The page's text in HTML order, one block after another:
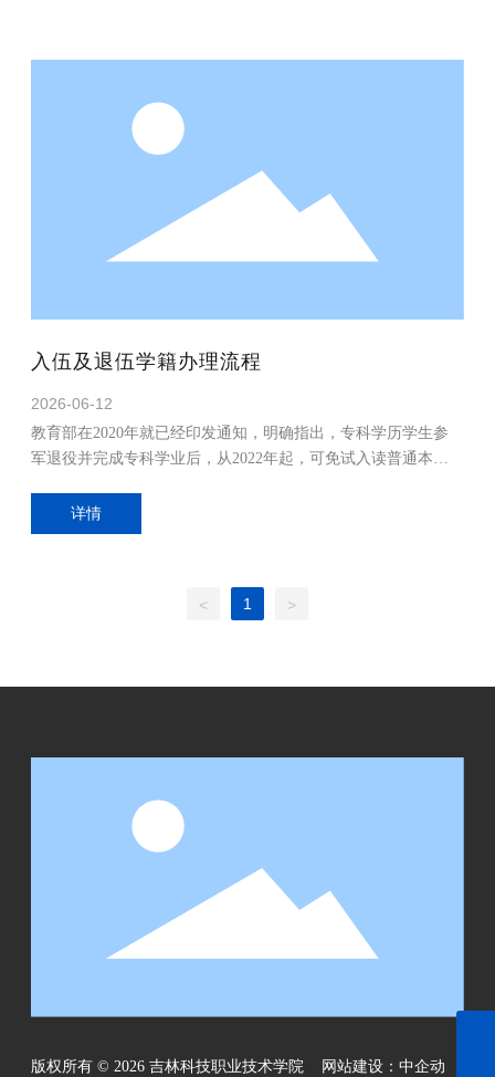
入伍及退伍学籍办理流程
2026-06-12
教育部在2020年就已经印发通知，明确指出，专科学历学生参
军退役并完成专科学业后，从2022年起，可免试入读普通本科
详情
< 1 >
版权所有 © 2026 吉林科技职业技术学院 网站建设：中企动